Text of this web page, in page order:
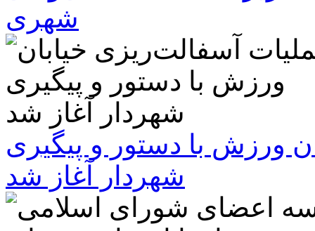
شهری
ورزش با دستور و پیگیری
شهردار آغاز شد